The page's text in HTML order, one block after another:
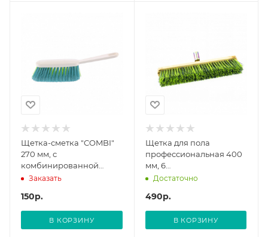
Щетка-сметка "COMBI"
270 мм, с
комбинированной
щетиной // Home Palisad
Заказать
150р.
В КОРЗИНУ
Щетка для пола
профессиональная 400
мм, 6
ряд.,длинная
Достаточно
490р.
В КОРЗИНУ